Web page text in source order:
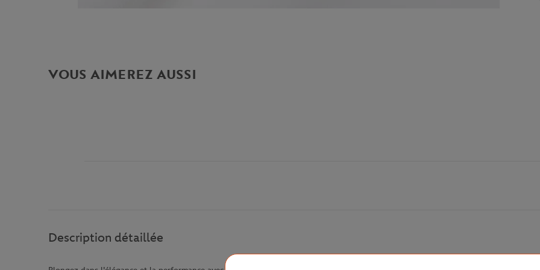
VOUS AIMEREZ AUSSI
Description détaillée